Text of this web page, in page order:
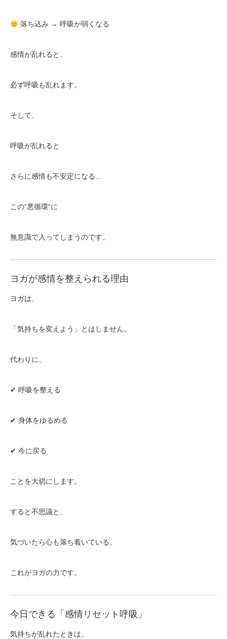
落ち込み → 呼吸が弱くなる
感情が乱れると、
必ず呼吸も乱れます。
そして、
呼吸が乱れると
さらに感情も不安定になる…
この“悪循環”に
無意識で入ってしまうのです。
ヨガが感情を整えられる理由
ヨガは、
「気持ちを変えよう」とはしません。
代わりに、
✔ 呼吸を整える
✔ 身体をゆるめる
✔ 今に戻る
ことを大切にします。
すると不思議と、
気づいたら心も落ち着いている。
これがヨガの力です。
今日できる「感情リセット呼吸」
気持ちが乱れたときは、